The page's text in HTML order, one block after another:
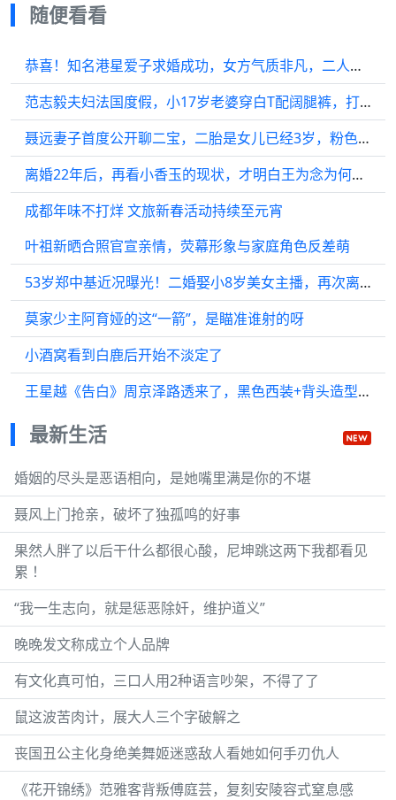
随便看看
恭喜！知名港星爱子求婚成功，女方气质非凡，二人疑爱情长跑多年
范志毅夫妇法国度假，小17岁老婆穿白T配阔腿裤，打扮洋气高又美
聂远妻子首度公开聊二宝，二胎是女儿已经3岁，粉色小旗袍太可爱
离婚22年后，再看小香玉的现状，才明白王为念为何要和她离婚
成都年味不打烊 文旅新春活动持续至元宵
叶祖新晒合照官宣亲情，荧幕形象与家庭角色反差萌
53岁郑中基近况曝光！二婚娶小8岁美女主播，再次离婚让人唏嘘
莫家少主阿育娅的这“一箭”，是瞄准谁射的呀
小酒窝看到白鹿后开始不淡定了
王星越《告白》周京泽路透来了，黑色西装+背头造型，帅！期待正片
最新生活
婚姻的尽头是恶语相向，是她嘴里满是你的不堪
聂风上门抢亲，破坏了独孤鸣的好事
果然人胖了以后干什么都很心酸，尼坤跳这两下我都看见
累 ！
“我一生志向，就是惩恶除奸，维护道义”
晚晚发文称成立个人品牌
有文化真可怕，三口人用2种语言吵架，不得了了
鼠这波苦肉计，展大人三个字破解之
丧国丑公主化身绝美舞姬迷惑敌人看她如何手刃仇人
《花开锦绣》范雅客背叛傅庭芸，复刻安陵容式窒息感